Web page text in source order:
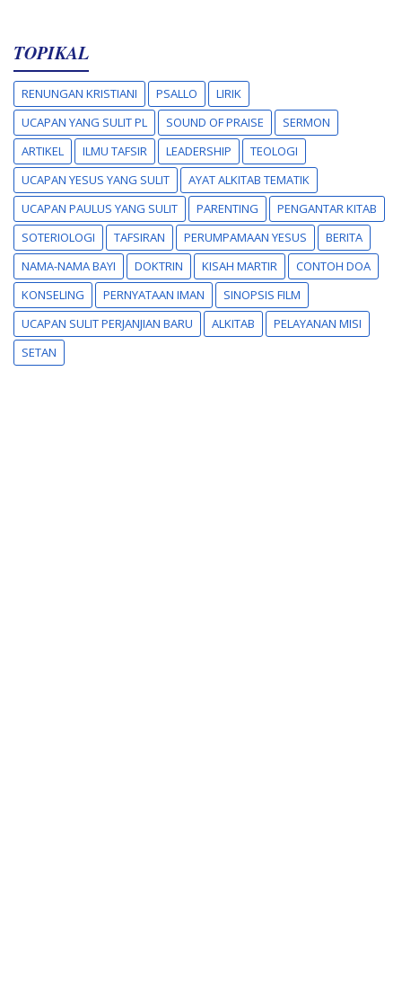
TOPIKAL
RENUNGAN KRISTIANI PSALLO
LIRIK
UCAPAN YANG SULIT PL
SOUND OF PRAISE
SERMON
ARTIKEL
ILMU TAFSIR LEADERSHIP
TEOLOGI
UCAPAN YESUS YANG SULIT
AYAT ALKITAB TEMATIK
UCAPAN PAULUS YANG SULIT
PARENTING
PENGANTAR KITAB
SOTERIOLOGI
TAFSIRAN PERUMPAMAAN YESUS
BERITA
NAMA-NAMA BAYI
DOKTRIN KISAH MARTIR
CONTOH DOA
KONSELING
PERNYATAAN IMAN
SINOPSIS FILM
UCAPAN SULIT PERJANJIAN BARU
ALKITAB
PELAYANAN MISI
SETAN